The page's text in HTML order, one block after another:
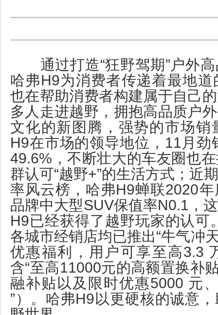
通过打造“狂野驾期”户外高
哈弗H9为消费者传递着最地
也在帮助消费者构建属于自己
多人走进越野，拥抱高品质户
文化的新图腾，强势的市场销
H9在市场的领导地位，11月劲
49.6%，不断壮大的车友圈也
群认可“越野+”的生活方式；近
率风云榜，哈弗H9蝉联2020
品牌中大型SUV保值率N0.1，
H9已经获得了越野玩家的认可
各城市经销店均已推出“牛气冲
优惠福利，用户可享至高3.3
含“至高11000元的高额置换补
融补贴以及限时优惠5000 元
”）。哈弗H9以更硬核的诚意